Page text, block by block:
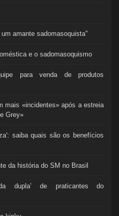
amante sadomasoquista"
e o sadomasoquismo
para venda de produtos
mais «incidentes» após a estreia
Grey»
saiba quais são os benefícios
da história do SM no Brasil
dupla’ de praticantes do